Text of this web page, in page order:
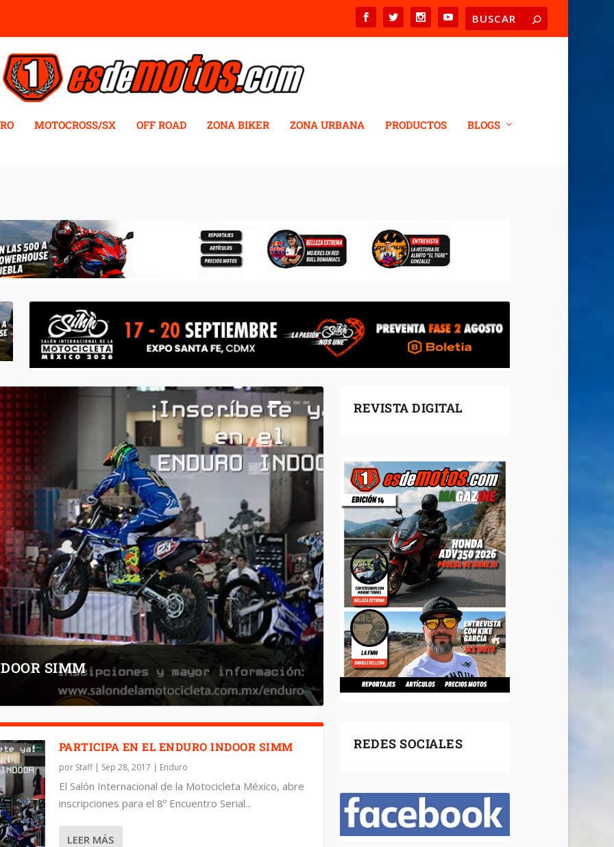
MOTOCROSS/SX OFF ROAD ZONA BIKER ZONA URBANA PRODUCTOS BLOGS
SIMM
PARTICIPA EN EL ENDURO INDOOR SIMM
por Staff| Sep 28, 2017 | Enduro
El Salón Internacional de la Motocicleta México, abre
inscripciones para el 8º Encuentro Serial...
LEER MÁS
REVISTA DIGITAL
REDES SOCIALES